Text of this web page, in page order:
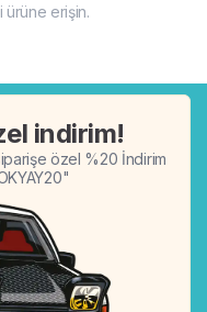
ürüne erişin.
indirim!
özel %20 İndirim